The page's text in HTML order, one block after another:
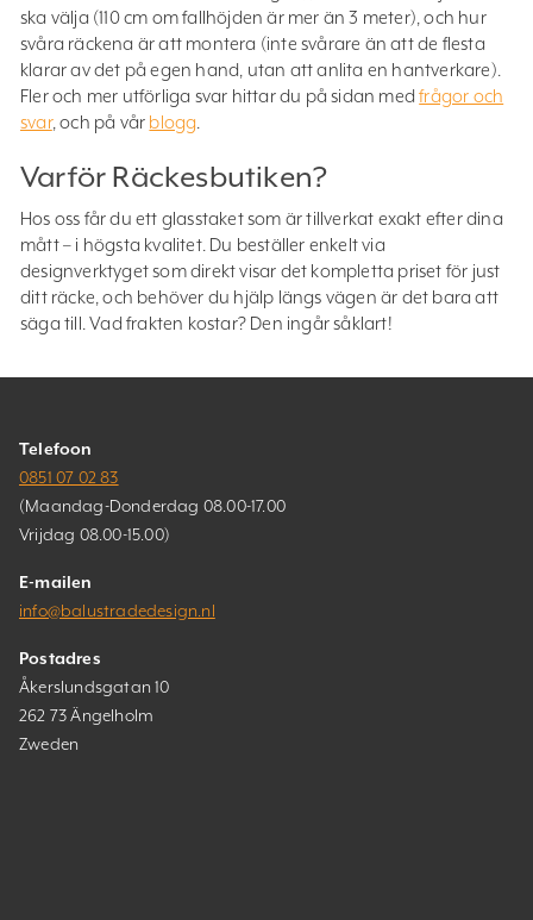
ska välja (110 cm om fallhöjden är mer än 3 meter), och hur
svåra räckena är att montera (inte svårare än att de flesta
klarar av det på egen hand, utan att anlita en hantverkare).
Fler och mer utförliga svar hittar du på sidan medfrågor och
svar, och på vår blogg
Varför Räckesbutiken?
Hos oss får du ett glasstaket som är tillverkat exakt efter dina
mått – i högsta kvalitet. Du beställer enkelt via
designverktyget som direkt visar det kompletta priset för just
ditt räcke, och behöver du hjälp längs vägen är det bara att
säga till. Vad frakten kostar? Den ingår såklart!
Telefoon
0851 07 02 83
(Maandag-Donderdag 08.00-17.00
Vrijdag 08.00-15.00)
E-mailen
info@balustradedesign.nl
Postadres
Åkerslundsgatan 10
262 73 Ängelholm
Zweden